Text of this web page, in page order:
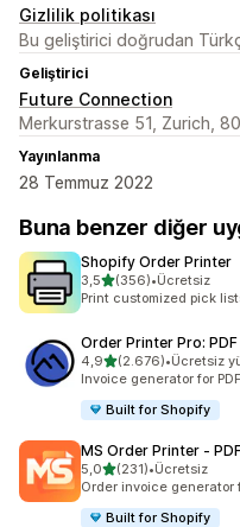
Gizlilik politikası
Bu geliştirici doğrudan
Geliştirici
Future Connection
Merkurstrasse 51, Zurich,
Yayınlanma
28 Temmuz 2022
Buna benzer diğer
Shopify Order Printer
3,55 yıldız üzerinden
(356)
toplam 356 değerlendirme
•Ücretsiz
Print customized pick
Order Printer Pro:
4,95 yıldız üzerinden
(2.676)
toplam 2676 •Ücretsiz
Invoice generator for
Built for Shopify
MS Order Printer ‑
5,05 yıldız üzerinden
(231)
toplam 231 değerlendirme
•Ücretsiz
Order invoice generator
Built for Shopify